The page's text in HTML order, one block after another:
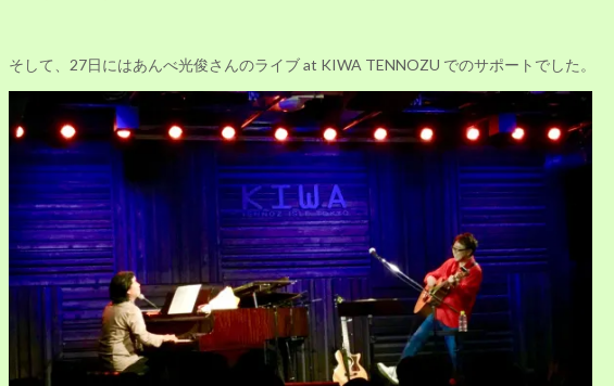
そして、27日にはあんべ光俊さんのライブ at KIWA TENNOZU でのサポートでした。